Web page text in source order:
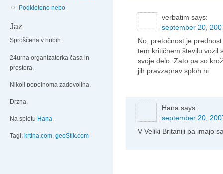
Podkleteno nebo
Jaz
Sproščena v hribih.
24urna organizatorka časa in
prostora.
Nikoli popolnoma zadovoljna.
Drzna.
Na spletu Hana.
Tagi: krtina.com, geoStik.com
verbatim says:
september 20,
No, pretočnost je
tem kritičnem številu vozil
svoje delo. Zato pa so
jih pravzaprav sploh ni.
Hana says:
september 20,
V Veliki Britaniji pa imajo